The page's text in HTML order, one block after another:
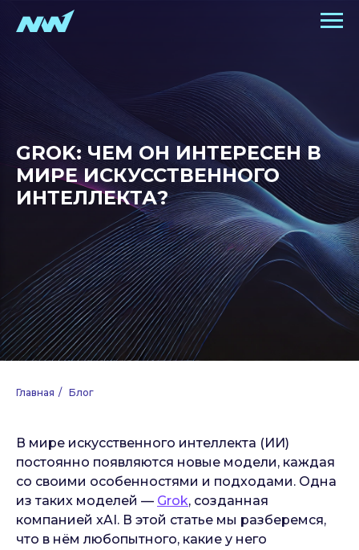
GROK: ЧЕМ ОН ИНТЕРЕСЕН В
МИРЕ ИСКУССТВЕННОГО
ИНТЕЛЛЕКТА?
Главная / Блог
В мире искусственного интеллекта (ИИ)
постоянно появляются новые модели, каждая
со своими особенностями и подходами. Одна
из таких моделей — Grok, созданная
компанией xAI. В этой статье мы разберемся,
что в нём любопытного, какие у него